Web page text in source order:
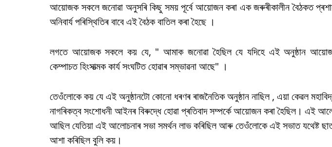
আয়োজক সকলে জনোৱা অনুসৰি কিছু সময় পূৰ্বে আয়োজন কৰা এক জৰুৰীকালীন বৈঠকত
অনিবাৰ্য পৰিস্থিতিৰ বাবে এই বৈঠক বাতিল কৰা হৈছে ।‌
লগতে আয়োজক সকলে কয় যে, " আমাক জনোৱা হৈছিল যে যদিহে এই অনুষ্ঠান
কেম্পাচত হিংসাত্মক কাৰ্য সংঘটিত হোৱাৰ সম্ভাৱনা আছে" ।
তেওঁলোকে কয় যে এই অনুষ্ঠানটো কোনো ধৰণৰ ৰাজনৈতিক অনুষ্ঠান নাছিল , এয়া কেৱল
নাগৰিকত্ব সংশোধনী আইনৰ বিৰুদ্ধে হোৱা প্ৰতিবাদ সম্পৰ্কে আয়োজন কৰা হৈছিল। এই
আছিল যেতিয়া এই আলোচনাৰ সভা সমৰ্থন লাভ কৰিছিল আৰু তেওঁলোকে এই সভাত যথেষ্ট
আশা কৰিছিল বুলি কয়।